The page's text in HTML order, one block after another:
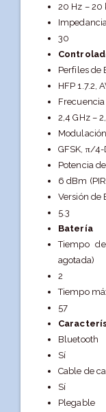
20 Hz – 20
30
Perfiles de
HFP 1.7.2,
2,4 GHz –
GFSK, π/4-
Potencia
6 dBm
Versión de
5.3
Batería
Tiempo
agotada)
2
Tiempo
57
Bluetooth
Sí
Cable de
Sí
Plegable